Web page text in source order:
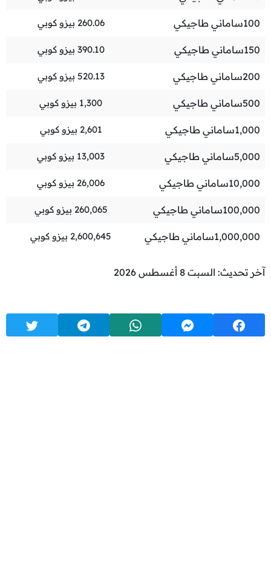
100ساماني طاجيكي 260.06 بيزو كوبي
150ساماني طاجيكي 390.10 بيزو كوبي
200ساماني طاجيكي 520.13 بيزو كوبي
500ساماني طاجيكي 1,300 بيزو كوبي
1,000ساماني طاجيكي 2,601 بيزو كوبي
5,000ساماني طاجيكي 13,003 بيزو كوبي
10,000ساماني طاجيكي 26,006 بيزو كوبي
100,000ساماني طاجيكي 260,065 بيزو كوبي
1,000,000ساماني طاجيكي 2,600,645 بيزو كوبي
آخر تحديث: السبت 8 أغسطس 2026